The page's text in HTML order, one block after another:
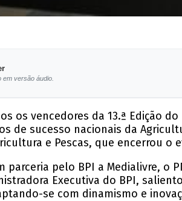
versão áudio.
os vencedores da 13.ª Edição
de sucesso nacionais da
e Pescas, que encerrou
parceria pelo BPI a Medialivre, o
Executiva do BPI,
se com dinamismo e